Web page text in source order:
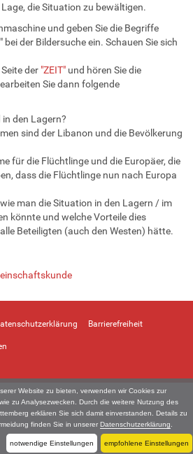
Website zu bieten, verwenden wir Cookies zur
zu Analysezwecken. Durch die weitere Nutzung des
erklären Sie sich damit einverstanden. Details zu
finden Sie in unserer Datenschutzerklärung
notwendige Einstellungen empfohlene Einstellungen
die Situation zu bewältigen.
und geben Sie die Begriffe
der Bildersuche ein. Schauen Sie sich
der "ZEIT" und hören Sie die
Sie dann folgende
den Lagern?
sind der Libanon und die Bevölkerung
für die Flüchtlinge und die Europäer, die
dass die Flüchtlinge nun nach Europa
man die Situation in den Lagern / im
könnte und welche Vorteile dies
Beteiligten (auch den Westen) hätte.
Barrierefreiheit